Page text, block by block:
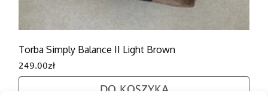
Torba Simply Balance II Light Brown
249.00zł
DO KOSZYKA